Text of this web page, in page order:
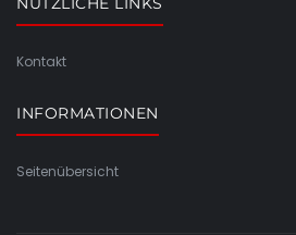
Kontakt
INFORMATIONEN
Seitenübersicht